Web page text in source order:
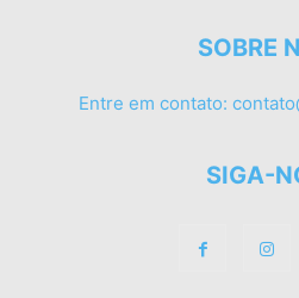
SOBRE
Entre em contato:
SIGA-